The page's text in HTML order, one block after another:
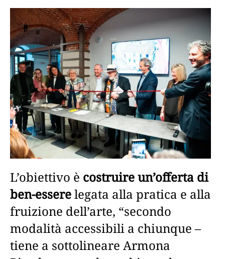
L’obiettivo è costruire un’offerta di
ben-esserelegata alla pratica e alla
fruizione dell’arte, “secondo
modalità accessibili a chiunque –
tiene a sottolineare Armona